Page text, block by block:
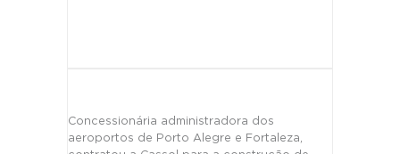
Concessionária administradora dos
aeroportos de Porto Alegre e Fortaleza,